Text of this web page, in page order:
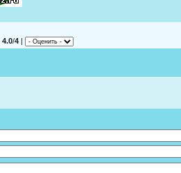
4.0/4 |